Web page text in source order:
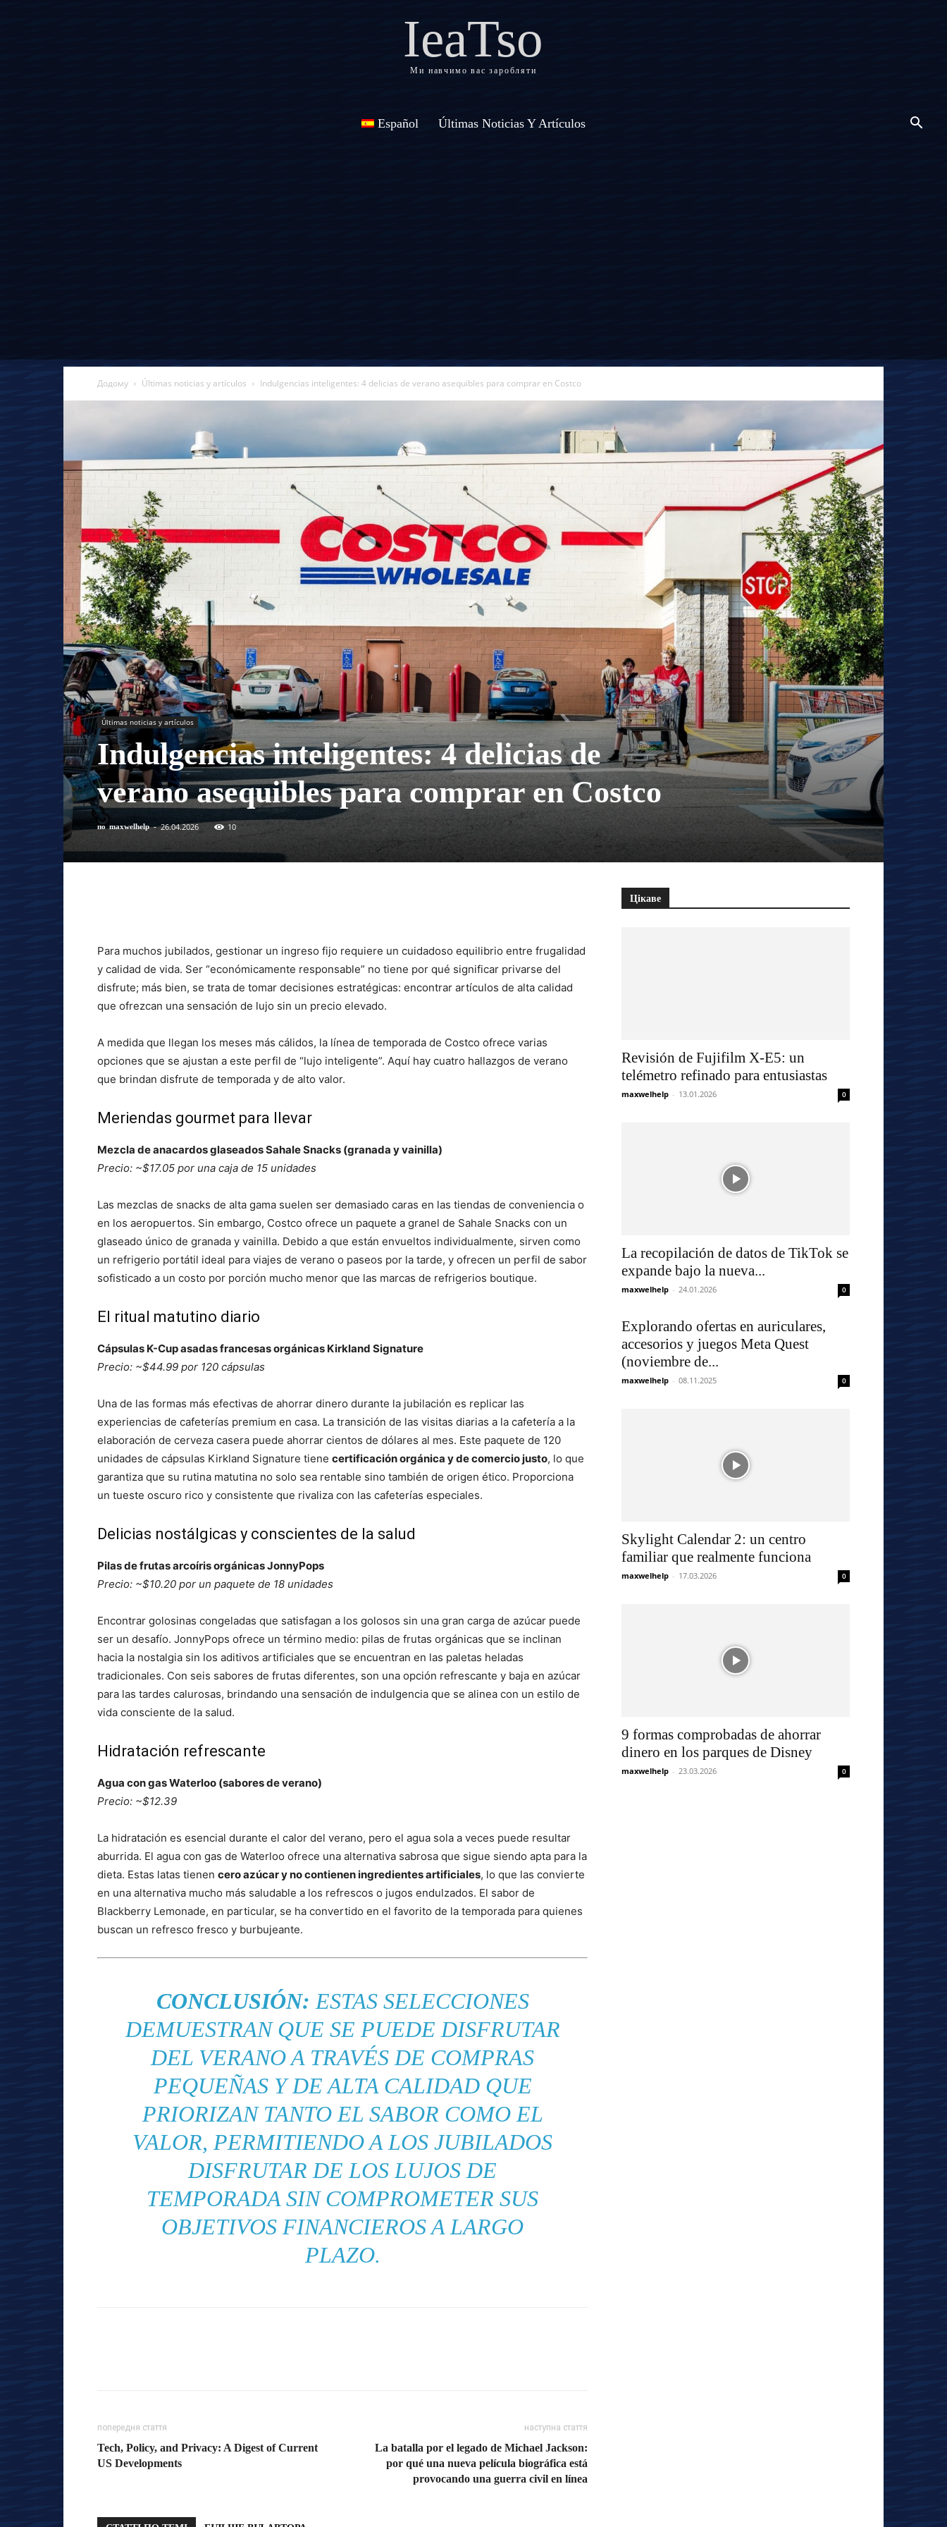
IeaTso
Ми навчимо вас заробляти
Español Últimas Noticias Y Artículos
Додому Últimas noticias y artículos Indulgencias inteligentes: 4 delicias de verano asequibles para comprar en Costco
Últimas noticias y artículos
Indulgencias inteligentes: 4 delicias de
verano asequibles para comprar en Costco
по maxwelhelp - 26.04.2026 10
Para muchos jubilados, gestionar un ingreso fijo requiere un cuidadoso equilibrio entre frugalidad
y calidad de vida. Ser “económicamente responsable” no tiene por qué significar privarse del
disfrute; más bien, se trata de tomar decisiones estratégicas: encontrar artículos de alta calidad
que ofrezcan una sensación de lujo sin un precio elevado.
A medida que llegan los meses más cálidos, la línea de temporada de Costco ofrece varias
opciones que se ajustan a este perfil de “lujo inteligente”. Aquí hay cuatro hallazgos de verano
que brindan disfrute de temporada y de alto valor.
Meriendas gourmet para llevar
Mezcla de anacardos glaseados Sahale Snacks (granada y vainilla)
Precio: ~$17.05 por una caja de 15 unidades
Las mezclas de snacks de alta gama suelen ser demasiado caras en las tiendas de conveniencia o
en los aeropuertos. Sin embargo, Costco ofrece un paquete a granel de Sahale Snacks con un
glaseado único de granada y vainilla. Debido a que están envueltos individualmente, sirven como
un refrigerio portátil ideal para viajes de verano o paseos por la tarde, y ofrecen un perfil de sabor
sofisticado a un costo por porción mucho menor que las marcas de refrigerios boutique.
El ritual matutino diario
Cápsulas K-Cup asadas francesas orgánicas Kirkland Signature
Precio: ~$44.99 por 120 cápsulas
Una de las formas más efectivas de ahorrar dinero durante la jubilación es replicar las
experiencias de cafeterías premium en casa. La transición de las visitas diarias a la cafetería a la
elaboración de cerveza casera puede ahorrar cientos de dólares al mes. Este paquete de 120
unidades de cápsulas Kirkland Signature tiene certificación orgánica y de comercio justo, lo que
garantiza que su rutina matutina no solo sea rentable sino también de origen ético. Proporciona
un tueste oscuro rico y consistente que rivaliza con las cafeterías especiales.
Delicias nostálgicas y conscientes de la salud
Pilas de frutas arcoíris orgánicas JonnyPops
Precio: ~$10.20 por un paquete de 18 unidades
Encontrar golosinas congeladas que satisfagan a los golosos sin una gran carga de azúcar puede
ser un desafío. JonnyPops ofrece un término medio: pilas de frutas orgánicas que se inclinan
hacia la nostalgia sin los aditivos artificiales que se encuentran en las paletas heladas
tradicionales. Con seis sabores de frutas diferentes, son una opción refrescante y baja en azúcar
para las tardes calurosas, brindando una sensación de indulgencia que se alinea con un estilo de
vida consciente de la salud.
Hidratación refrescante
Agua con gas Waterloo (sabores de verano)
Precio: ~$12.39
La hidratación es esencial durante el calor del verano, pero el agua sola a veces puede resultar
aburrida. El agua con gas de Waterloo ofrece una alternativa sabrosa que sigue siendo apta para la
dieta. Estas latas tienen cero azúcar y no contienen ingredientes artificiales, lo que las convierte
en una alternativa mucho más saludable a los refrescos o jugos endulzados. El sabor de
Blackberry Lemonade, en particular, se ha convertido en el favorito de la temporada para quienes
buscan un refresco fresco y burbujeante.
CONCLUSIÓN: ESTAS SELECCIONES
DEMUESTRAN QUE SE PUEDE DISFRUTAR
DEL VERANO A TRAVÉS DE COMPRAS
PEQUEÑAS Y DE ALTA CALIDAD QUE
PRIORIZAN TANTO EL SABOR COMO EL
VALOR, PERMITIENDO A LOS JUBILADOS
DISFRUTAR DE LOS LUJOS DE
TEMPORADA SIN COMPROMETER SUS
OBJETIVOS FINANCIEROS A LARGO
PLAZO.
попередня стаття
Tech, Policy, and Privacy: A Digest of Current
US Developments
наступна стаття
La batalla por el legado de Michael Jackson:
por qué una nueva película biográfica está
provocando una guerra civil en línea
Цікаве
Revisión de Fujifilm X-E5: un
telémetro refinado para entusiastas
maxwelhelp - 13.01.2026 0
La recopilación de datos de TikTok se
expande bajo la nueva...
maxwelhelp - 24.01.2026 0
Explorando ofertas en auriculares,
accesorios y juegos Meta Quest
(noviembre de...
maxwelhelp - 08.11.2025 0
Skylight Calendar 2: un centro
familiar que realmente funciona
maxwelhelp - 17.03.2026 0
9 formas comprobadas de ahorrar
dinero en los parques de Disney
maxwelhelp - 23.03.2026 0